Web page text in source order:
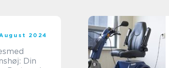
2024
Din